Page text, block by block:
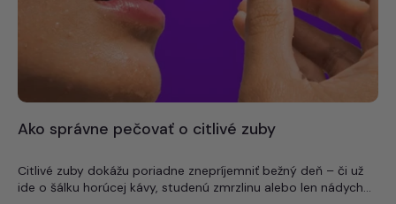
Ako správne pečovať o citlivé zuby
Citlivé zuby dokážu poriadne znepríjemniť bežný deň – či už
ide o šálku horúcej kávy, studenú zmrzlinu alebo len nádych